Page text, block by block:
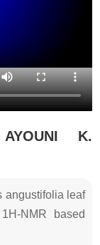
K.
angustifolia leaf
NMR based